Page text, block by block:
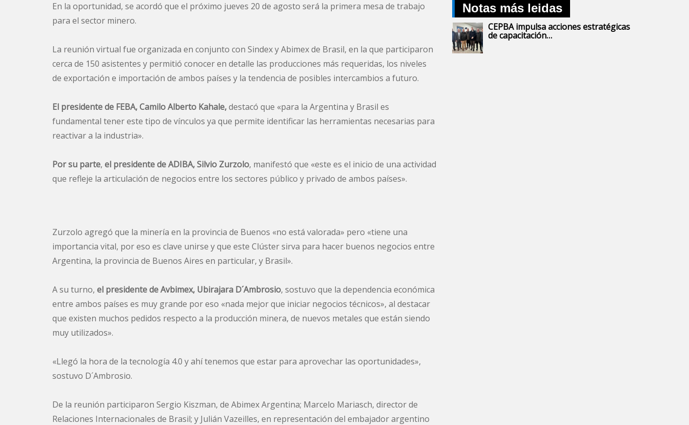
En la oportunidad, se acordó que el próximo jueves 20 de agosto será la primera mesa de trabajo
para el sector minero.
La reunión virtual fue organizada en conjunto con Sindex y Abimex de Brasil, en la que participaron
cerca de 150 asistentes y permitió conocer en detalle las producciones más requeridas, los niveles
de exportación e importación de ambos países y la tendencia de posibles intercambios a futuro.
El presidente de FEBA, Camilo Alberto Kahale,destacó que «para la Argentina y Brasil es
fundamental tener este tipo de vínculos ya que permite identificar las herramientas necesarias para
reactivar a la industria».
Por su parte, el presidente de ADIBA, Silvio Zurzolo, manifestó que «este es el inicio de una actividad
que refleje la articulación de negocios entre los sectores público y privado de ambos países».
Zurzolo agregó que la minería en la provincia de Buenos «no está valorada» pero «tiene una
importancia vital, por eso es clave unirse y que este Clúster sirva para hacer buenos negocios entre
Argentina, la provincia de Buenos Aires en particular, y Brasil».
A su turno, el presidente de Avbimex, Ubirajara D´Ambrosio, sostuvo que la dependencia económica
entre ambos países es muy grande por eso «nada mejor que iniciar negocios técnicos», al destacar
que existen muchos pedidos respecto a la producción minera, de nuevos metales que están siendo
muy utilizados».
«Llegó la hora de la tecnología 4.0 y ahí tenemos que estar para aprovechar las oportunidades»,
sostuvo D´Ambrosio.
De la reunión participaron Sergio Kiszman, de Abimex Argentina; Marcelo Mariasch, director de
Relaciones Internacionales de Brasil; y Julián Vazeilles, en representación del embajador argentino
Notas más leidas
CEPBA impulsa acciones estratégicas
de capacitación…